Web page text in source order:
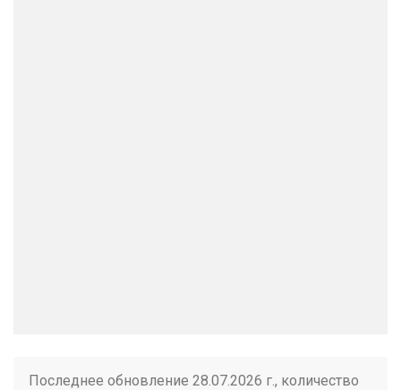
Последнее обновление 28.07.2026 г., количество